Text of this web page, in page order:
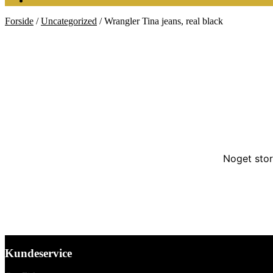
Forside /Uncategorized /Wrangler Tina jeans, real black
Noget
Kundeservice